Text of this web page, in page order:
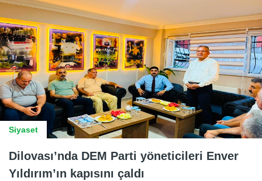
Siyaset
Dilovası’nda DEM Parti yöneticileri Enver
Yıldırım’ın kapısını çaldı